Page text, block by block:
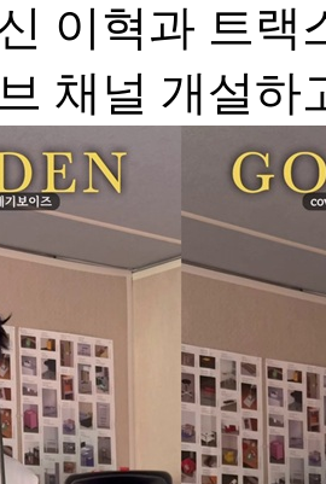
이혁과 트랙
채널 개설하